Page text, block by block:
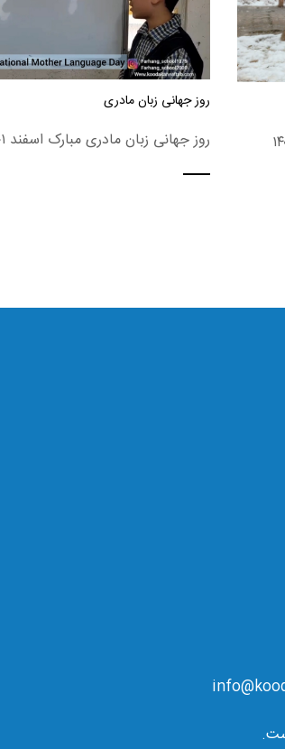
روز جهانی زبان مادری
روز جهانی زبان مادری مبارک اسفند ۱۴۰۱